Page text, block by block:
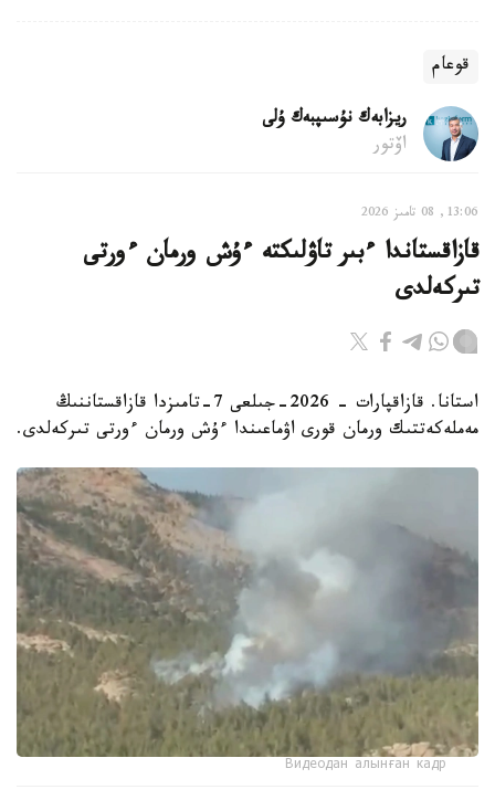
قوعام
ريزابەك نۇسىپبەك ۇلى
اۆتور
13:06, 08 تامىز 2026
قازاقستاندا ءبىر تاۋلىكتە ءۇش ورمان ءورتى
تىركەلدى
استانا. قازاقپارات - 2026-جىلعى 7-تامىزدا قازاقستاننىڭ
مەملەكەتتىك ورمان قورى اۋماعىندا ءۇش ورمان ءورتى تىركەلدى.
Видеодан алынған кадр